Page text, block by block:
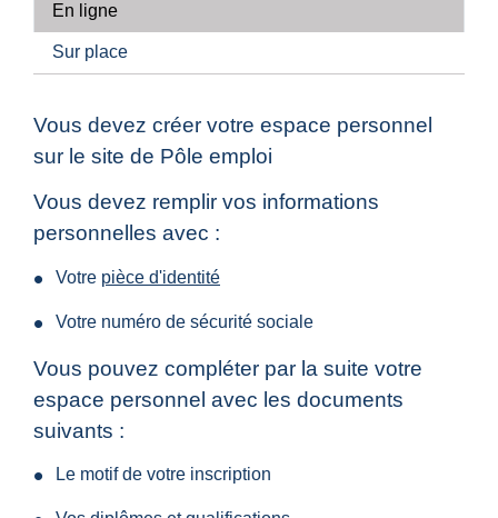
En ligne
Sur place
Vous devez créer votre espace personnel
sur le site de Pôle emploi
Vous devez remplir vos informations
personnelles avec :
Votre pièce d'identité
Votre numéro de sécurité sociale
Vous pouvez compléter par la suite votre
espace personnel avec les documents
suivants :
Le motif de votre inscription